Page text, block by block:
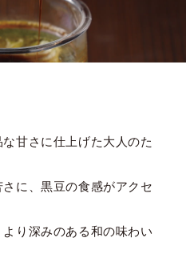
甘さに仕上げた大人のた
に、黒豆の食感がアクセ
り深みのある和の味わい